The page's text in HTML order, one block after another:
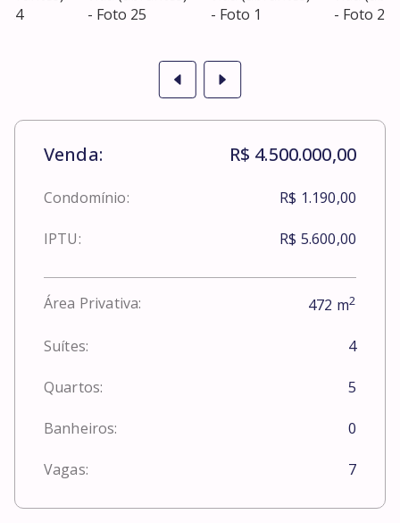
Venda: R$ 4.500.000,00
Condomínio: R$ 1.190,00
IPTU: R$ 5.600,00
Área Privativa: 472 m2
Suítes: 4
Quartos: 5
Banheiros: 0
Vagas: 7